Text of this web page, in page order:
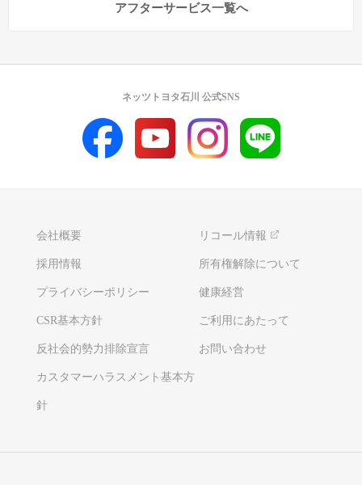
アフターサービス一覧へ
会社概要 リコール情報
採用情報 所有権解除について
プライバシーポリシー 健康経営
CSR基本方針 ご利用にあたって
反社会的勢力排除宣言 お問い合わせ
カスタマーハラスメント基本方
針
ネッツトヨタ石川 公式SNS